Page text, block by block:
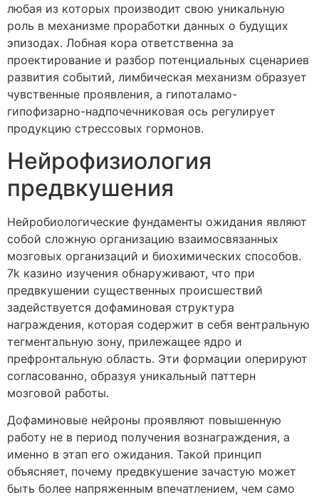
любая из которых производит свою уникальную
роль в механизме проработки данных о будущих
эпизодах. Лобная кора ответственна за
проектирование и разбор потенциальных сценариев
развития событий, лимбическая механизм образует
чувственные проявления, а гипоталамо-
гипофизарно-надпочечниковая ось регулирует
продукцию стрессовых гормонов.
Нейрофизиология
предвкушения
Нейробиологические фундаменты ожидания являют
собой сложную организацию взаимосвязанных
мозговых организаций и биохимических способов.
7k казино изучения обнаруживают, что при
предвкушении существенных происшествий
задействуется дофаминовая структура
награждения, которая содержит в себя вентральную
тегментальную зону, прилежащее ядро и
префронтальную область. Эти формации оперируют
согласованно, образуя уникальный паттерн
мозговой работы.
Дофаминовые нейроны проявляют повышенную
работу не в период получения вознаграждения, а
именно в этап его ожидания. Такой принцип
объясняет, почему предвкушение зачастую может
быть более напряженным впечатлением, чем само